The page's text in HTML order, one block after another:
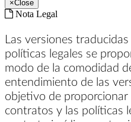
×Close
Nota Legal
Las versiones
políticas legales se
modo de la comodidad
entendimiento de las
objetivo de
contratos y las políticas